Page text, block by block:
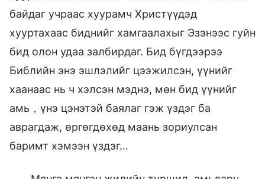
байдаг учраас хуурамч Христүүдэд
хууртахаас биднийг хамгаалахыг Эзэнээс гуйн
бид олон удаа залбирдаг. Бид бүгдээрээ
Библийн энэ эшлэлийг цээжилсэн, үүнийг
хаанаас нь ч хэлсэн мэднэ, мөн бид үүнийг
амь，үнэ цэнэтэй баялаг гэж үздэг ба
аврагдаж, өргөгдөхөд маань зориулсан
баримт хэмээн үздэг…